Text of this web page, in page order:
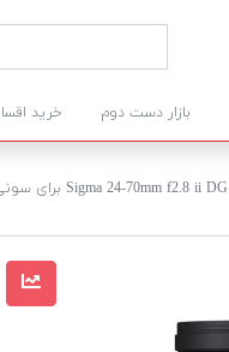
بازار دست دوم خرید